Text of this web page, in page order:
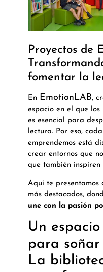
Proyectos de
fomentar la
En EmotionLAB,
espacio en el que
es esencial para
lectura. Por eso,
emprendemos está
crear entornos que
que también
Aquí te presentamos
más destacados,
une con la pasión
Un
para
La